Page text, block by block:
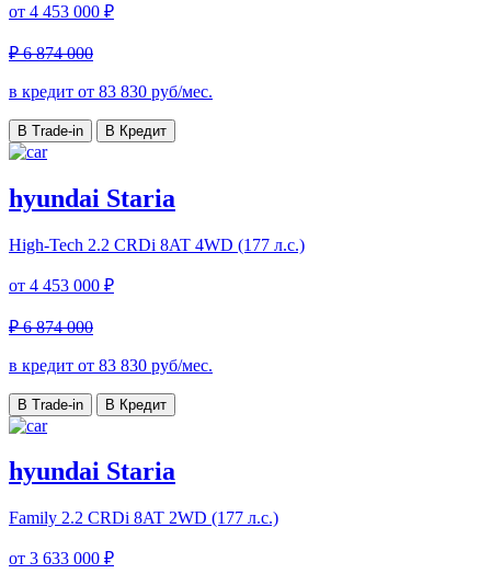
от 4 453 000 ₽
₽ 6 874 000
в кредит от 83 830 руб/мес.
В Trade-in В Кредит
hyundai Staria
High-Tech 2.2 CRDi 8AT 4WD (177 л.с.)
от 4 453 000 ₽
₽ 6 874 000
в кредит от 83 830 руб/мес.
В Trade-in В Кредит
hyundai Staria
Family 2.2 CRDi 8AT 2WD (177 л.с.)
от 3 633 000 ₽